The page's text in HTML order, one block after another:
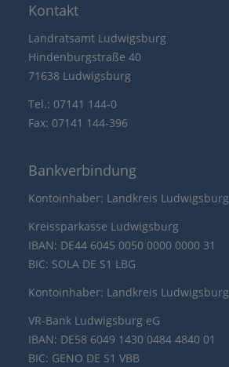
Kontakt
Landratsamt Ludwigsburg
Hindenburgstraße 40
71638 Ludwigsburg
Tel.: 07141 144-0
Fax: 07141 144-396
Bankverbindung
Kontoinhaber: Landkreis Ludwigsburg
Kreissparkasse Ludwigsburg
IBAN: DE44 6045 0050 0000 0000 31
BIC: SOLA DE S1 LBG
Kontoinhaber: Landkreis Ludwigsburg
VR-Bank Ludwigsburg eG
IBAN: DE58 6049 1430 0484 4840 01
BIC: GENO DE S1 VBB